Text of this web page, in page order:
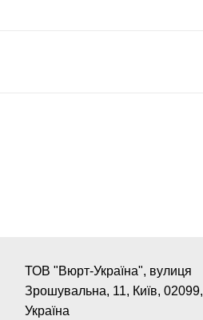
ТОВ "Вюрт-Україна", вулиця
Зрошувальна, 11, Київ, 02099,
Україна